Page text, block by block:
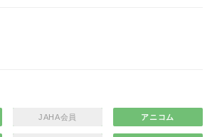
JAHA会員 アニコム